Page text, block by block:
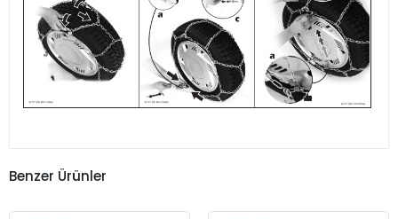
Benzer Ürünler